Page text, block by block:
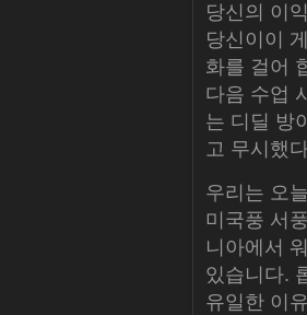
당신의 이
당신이이
화를 걸어
다음 수업
는 디딜 방
고 무시했
우리는 오
미국풍 서
니아에서
있습니다.
유일한 이